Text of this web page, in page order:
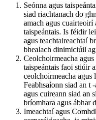
Seónna agus
siad riachtanach do
amach agus cuairteoirí
taispeántais. Is féidir
agus teachtaireachtaí
bhealach dinimiciúil
Ceolchoirmeacha
taispeántais faoi stiúir
ceolchoirmeacha agus
Feabhsaíonn siad an t
agus cuireann siad an
bríomhara agus ábhar
Imeachtaí agus